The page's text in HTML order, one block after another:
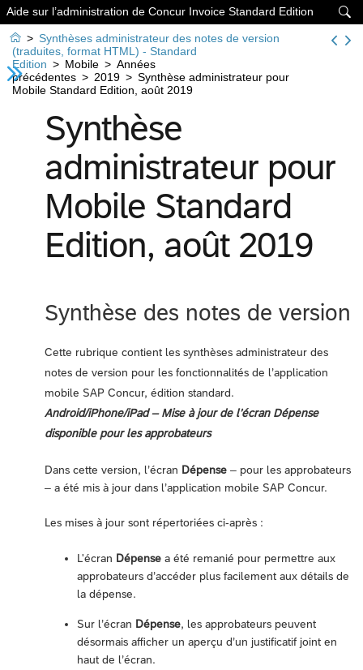

Aide sur l’administration de Concur Invoice Standard Edition
 > Synthèses administrateur des notes de version
(traduites, format HTML) - Standard
Edition > Mobile > Années
précédentes > 2019 > Synthèse administrateur pour
Mobile Standard Edition, août 2019
Synthèse
administrateur pour
Mobile Standard
Edition, août 2019
Synthèse des notes de version
Cette rubrique contient les synthèses administrateur des
notes de version pour les fonctionnalités de l’application
mobile SAP Concur, édition standard.
Android/iPhone/iPad – Mise à jour de l’écran Dépense
disponible pour les approbateurs
Dans cette version, l’écran Dépense – pour les approbateurs
– a été mis à jour dans l’application mobile SAP Concur.
Les mises à jour sont répertoriées ci-après :
L'écran Dépense a été remanié pour permettre aux
approbateurs d’accéder plus facilement aux détails de
la dépense.
Sur l’écran Dépense, les approbateurs peuvent
désormais afficher un aperçu d’un justificatif joint en
haut de l’écran.